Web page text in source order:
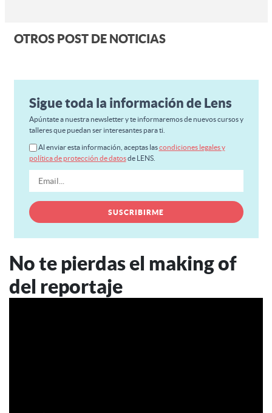
OTROS POST DE NOTICIAS
Sigue toda la información de Lens
Apúntate a nuestra newsletter y te informaremos de nuevos cursos y
talleres que puedan ser interesantes para ti.
Al enviar esta información, aceptas lascondiciones legales y
política de protección de datosde LENS.
No te pierdas el making of
del reportaje